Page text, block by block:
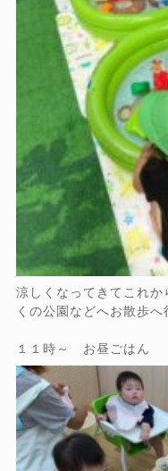
涼しくなってきてこれ
くの公園などへお散歩へ
１１時～ お昼ごはん